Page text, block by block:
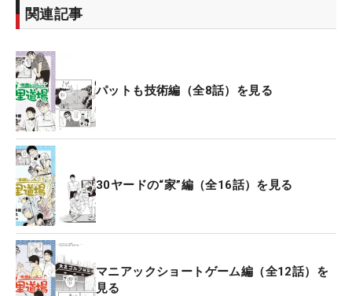
関連記事
パットも技術編（全8話）を見る
30ヤードの“家”編（全16話）を見る
マニアックショートゲーム編（全12話）を
見る